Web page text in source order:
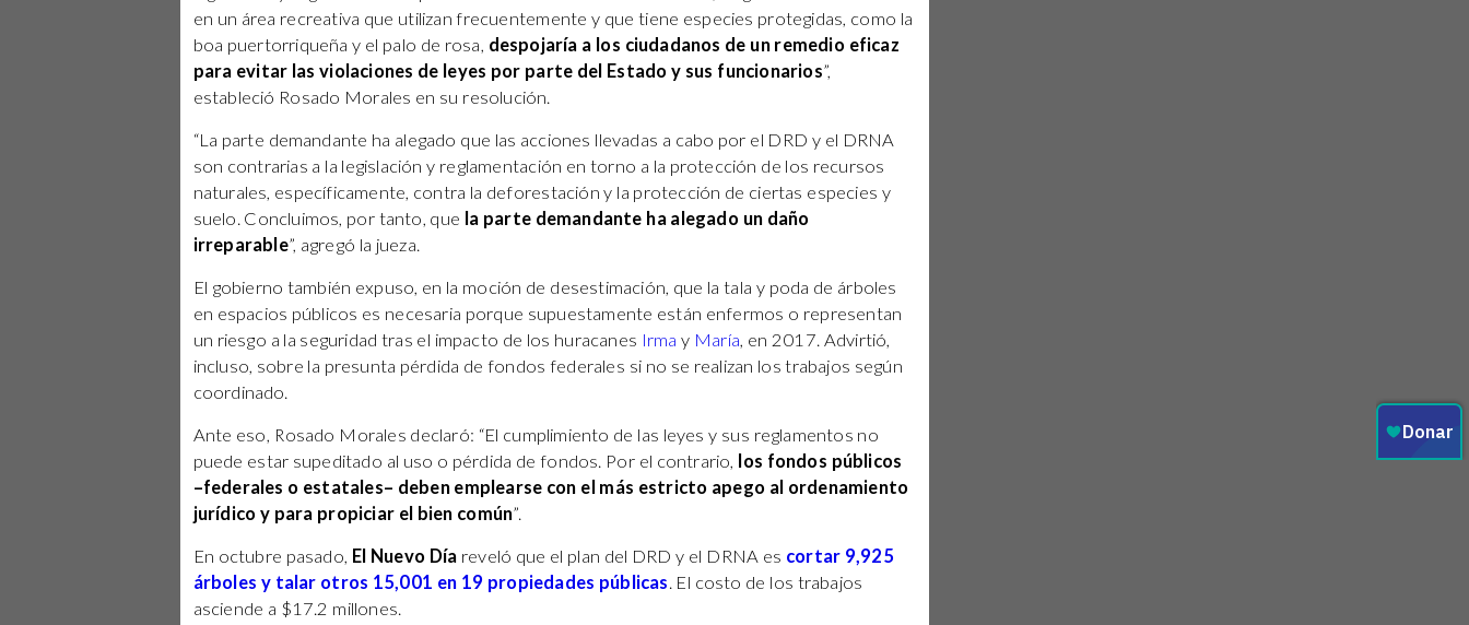
en un área recreativa que utilizan frecuentemente y que tiene especies protegidas, como la
boa puertorriqueña y el palo de rosa, despojaría a los ciudadanos de un remedio eficaz
para evitar las violaciones de leyes por parte del Estado y sus funcionarios”,
estableció Rosado Morales en su resolución.
“La parte demandante ha alegado que las acciones llevadas a cabo por el DRD y el DRNA
son contrarias a la legislación y reglamentación en torno a la protección de los recursos
naturales, específicamente, contra la deforestación y la protección de ciertas especies y
suelo. Concluimos, por tanto, que la parte demandante ha alegado un daño
irreparable”, agregó la jueza.
El gobierno también expuso, en la moción de desestimación, que la tala y poda de árboles
en espacios públicos es necesaria porque supuestamente están enfermos o representan
un riesgo a la seguridad tras el impacto de los huracanes Irma y María, en 2017. Advirtió,
incluso, sobre la presunta pérdida de fondos federales si no se realizan los trabajos según
coordinado.
Ante eso, Rosado Morales declaró: “El cumplimiento de las leyes y sus reglamentos no
puede estar supeditado al uso o pérdida de fondos. Por el contrario, los fondos públicos
–federales o estatales– deben emplearse con el más estricto apego al ordenamiento
jurídico y para propiciar el bien común”.
En octubre pasado, El Nuevo Día reveló que el plan del DRD y el DRNA es cortar 9,925
árboles y talar otros 15,001 en 19 propiedades públicas. El costo de los trabajos
asciende a $17.2 millones.